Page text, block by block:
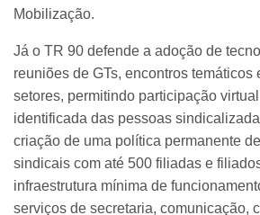
Mobilização.
Já o TR 90 defende a adoção de
reuniões de GTs, encontros temáticos
setores, permitindo participação
identificada das pessoas
criação de uma política permanente
sindicais com até 500 filiadas e
infraestrutura mínima de
serviços de secretaria, comunicação,